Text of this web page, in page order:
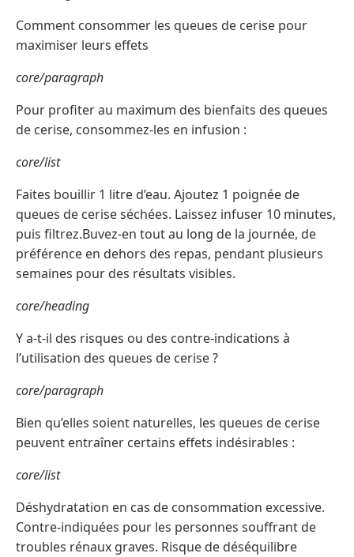
Comment consommer les queues de cerise pour
maximiser leurs effets
core/paragraph
Pour profiter au maximum des bienfaits des queues
de cerise, consommez-les en infusion :
core/list
Faites bouillir 1 litre d’eau. Ajoutez 1 poignée de
queues de cerise séchées. Laissez infuser 10 minutes,
puis filtrez.Buvez-en tout au long de la journée, de
préférence en dehors des repas, pendant plusieurs
semaines pour des résultats visibles.
core/heading
Y a-t-il des risques ou des contre-indications à
l’utilisation des queues de cerise ?
core/paragraph
Bien qu’elles soient naturelles, les queues de cerise
peuvent entraîner certains effets indésirables :
core/list
Déshydratation en cas de consommation excessive.
Contre-indiquées pour les personnes souffrant de
troubles rénaux graves. Risque de déséquilibre